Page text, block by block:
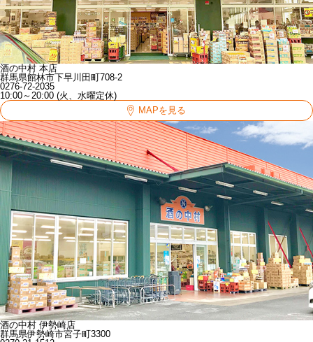
酒の中村 本店
群馬県館林市下早川田町708-2
0276-72-2035
10:00～20:00 (火、水曜定休)
MAPを見る
酒の中村 伊勢崎店
群馬県伊勢崎市宮子町3300